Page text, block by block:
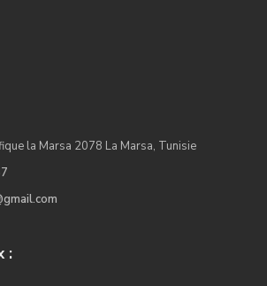
la Marsa 2078 La Marsa, Tunisie
: